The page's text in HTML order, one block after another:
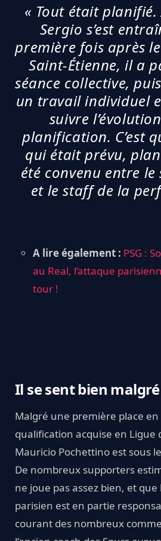
« Tout était planifié.
Sergio s’est
première fois après
Saint-Étienne, il a
séance collective,
un travail individuel
suivre
planification. C’est
qui était prévu,
été convenu entre
et le staff de la
A lire également : PSG :
au Real, l’attaque
tour !
Il se sent bien
Malgré une première place
qualification acquise en Ligue
Mauricio Pochettino est sous
De nombreux supporters
ne joue pas assez bien, et que
parisien est en partie
courant des nombreux